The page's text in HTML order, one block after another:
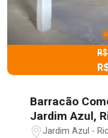
Barracão
Jardim Azul,
Jardim Azul -